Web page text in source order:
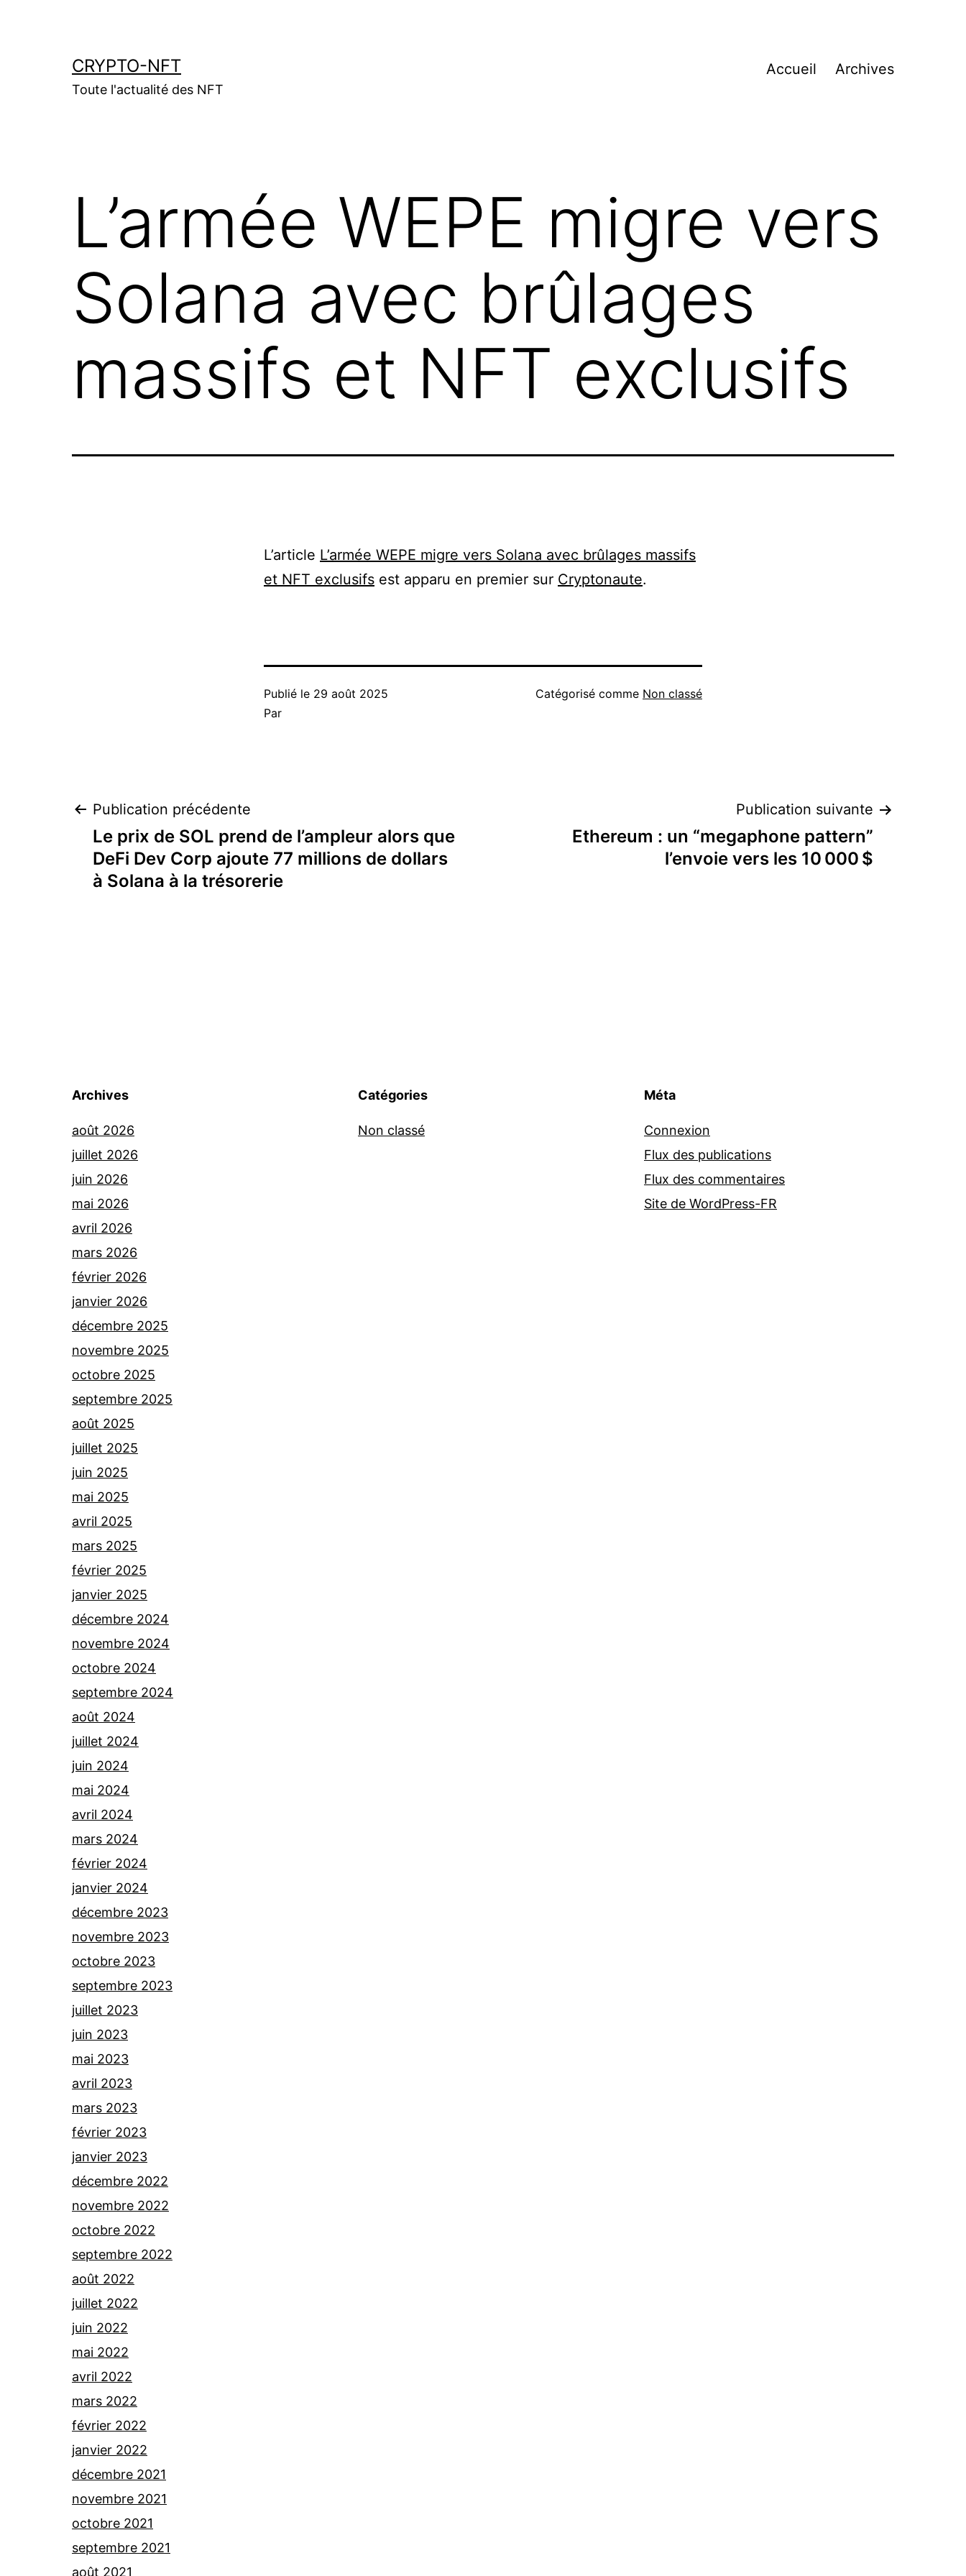
CRYPTO-NFT
Toute l'actualité des NFT
Accueil Archives
L’armée WEPE migre vers
Solana avec brûlages
massifs et NFT exclusifs
L’article L’armée WEPE migre vers Solana avec brûlages massifs
et NFT exclusifs est apparu en premier sur Cryptonaute.
Publié le 29 août 2025
Par
Catégorisé comme Non classé
Navigation
de
Publication précédente
Le prix de SOL prend de l’ampleur alors que
DeFi Dev Corp ajoute 77 millions de dollars
à Solana à la trésorerie
Publication suivante
Ethereum : un “megaphone pattern”
l’envoie vers les 10 000 $
Archives
août 2026
juillet 2026
juin 2026
mai 2026
avril 2026
mars 2026
février 2026
janvier 2026
décembre 2025
novembre 2025
octobre 2025
septembre 2025
août 2025
juillet 2025
juin 2025
mai 2025
avril 2025
mars 2025
février 2025
janvier 2025
décembre 2024
novembre 2024
octobre 2024
septembre 2024
août 2024
juillet 2024
juin 2024
mai 2024
avril 2024
mars 2024
février 2024
janvier 2024
décembre 2023
novembre 2023
octobre 2023
septembre 2023
juillet 2023
juin 2023
mai 2023
avril 2023
mars 2023
février 2023
janvier 2023
décembre 2022
novembre 2022
octobre 2022
septembre 2022
août 2022
juillet 2022
juin 2022
mai 2022
avril 2022
mars 2022
février 2022
janvier 2022
décembre 2021
novembre 2021
octobre 2021
septembre 2021
août 2021
Catégories
Non classé
Méta
Connexion
Flux des publications
Flux des commentaires
Site de WordPress-FR